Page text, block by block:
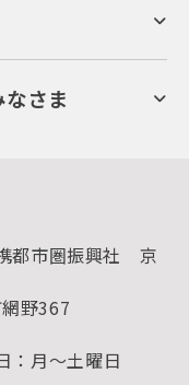
）
さま
都市圏振興社 京
網野367
月～土曜日